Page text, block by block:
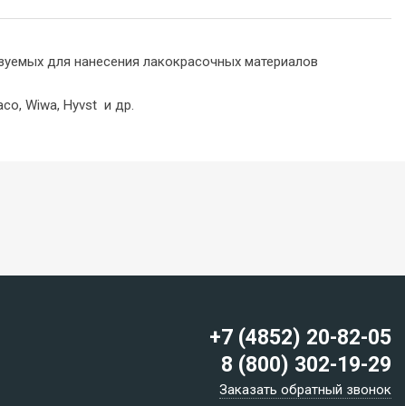
для нанесения лакокрасочных материалов
Wiwa, Hyvst и др.
+7 (4852) 20-82-05
8 (800) 302-19-29
Заказать обратный звонок